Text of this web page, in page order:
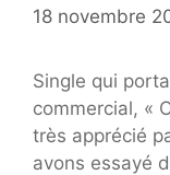
18 novembre
Single qui
commercial, «
très apprécié
avons essayé